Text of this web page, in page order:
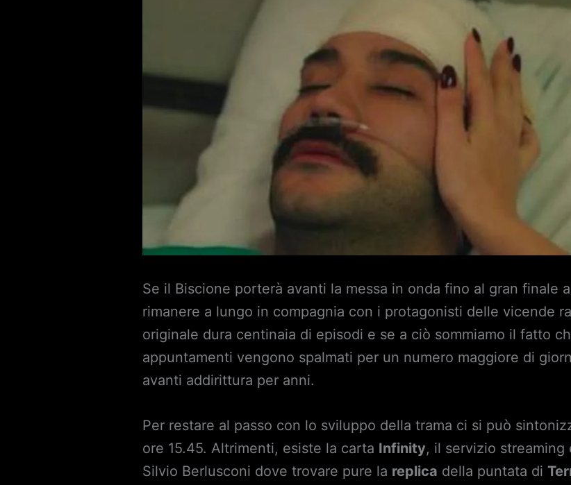
Se il Biscione porterà avanti la messa in onda fino al gran finale
rimanere a lungo in compagnia con i protagonisti delle vicende
originale dura centinaia di episodi e se a ciò sommiamo il fatto
appuntamenti vengono spalmati per un numero maggiore di
avanti addirittura per anni.
Per restare al passo con lo sviluppo della trama ci si può
ore 15.45. Altrimenti, esiste la carta Infinity, il servizio streaming
Silvio Berlusconi dove trovare pure la replica della puntata di